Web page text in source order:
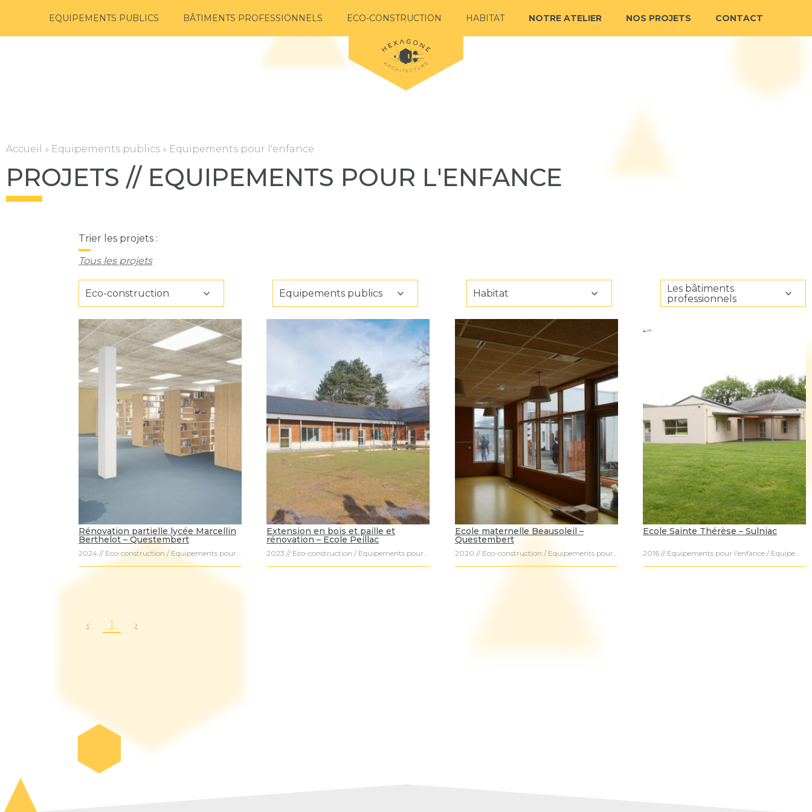
EQUIPEMENTS PUBLICS BÂTIMENTS PROFESSIONNELS ECO-CONSTRUCTION HABITAT NOTRE ATELIER NOS PROJETS CONTACT
Accueil » Equipements publics » Equipements pour l'enfance
PROJETS // EQUIPEMENTS POUR L'ENFANCE
Trier les projets :
Tous les projets
Eco-construction Equipements publics Habitat
Les bâtiments
professionnels
Rénovation partielle lycée Marcellin
Berthelot – Questembert
2024 // Eco-construction / Equipements pour l'enfance / Equipements publics / Equipements sociaux culturels / Recherches et Innovations / Equipements Publics / Scolaire /
Extension en bois et paille et
rénovation – Ecole Peillac
2023 // Eco-construction / Equipements pour l'enfance / Equipements publics / Recherches et Innovations / Equipements Publics / Scolaire /
Ecole maternelle Beausoleil –
Questembert
2020 // Eco-construction / Equipements pour l'enfance / Equipements publics / Equipements Publics / Scolaire /
Ecole Sainte Thérèse – Sulniac
2016 // Equipements pour l'enfance / Equipements publics / Equipements Publics / Scolaire /
‹ 1 ›